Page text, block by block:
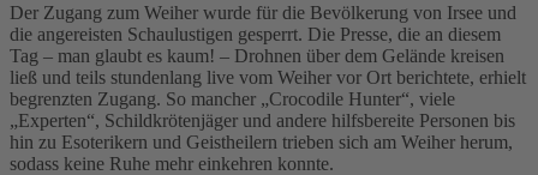
Der Zugang zum Weiher wurde für die Bevölkerung von Irsee und
die angereisten Schaulustigen gesperrt. Die Presse, die an diesem
Tag – man glaubt es kaum! – Drohnen über dem Gelände kreisen
ließ und teils stundenlang live vom Weiher vor Ort berichtete, erhielt
begrenzten Zugang. So mancher „Crocodile Hunter“, viele
„Experten“, Schildkrötenjäger und andere hilfsbereite Personen bis
hin zu Esoterikern und Geistheilern trieben sich am Weiher herum,
sodass keine Ruhe mehr einkehren konnte.